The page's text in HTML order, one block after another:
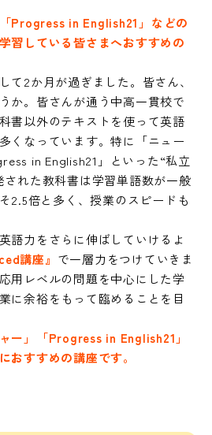
「Progress in English21」などの
習している皆さまへおすすめの
て2か月が過ぎました。皆さん、
か。皆さんが通う中高一貫校で
書以外のテキストを使って英語
くなっています。特に「ニュー
in English21」といった“私立
れた教科書は学習単語数が一般
2.5倍と多く、授業のスピードも
語力をさらに伸ばしていけるよ
講座』 で一層力をつけていきま
用レベルの問題を中心にした学
に余裕をもって臨めることを目
ー」「Progress in English21」
おすすめの講座です。